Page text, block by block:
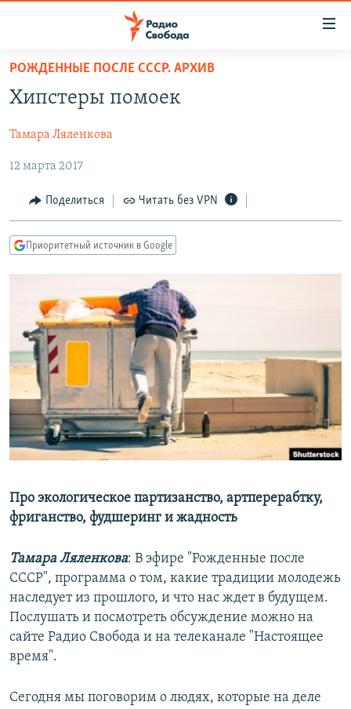
упрощенного
доступа
содержанию
Вернутся
главной
навигации
Вернутся
поиску
ПОДКАСТЫ
АВТОРСКИЕ ПРОЕКТЫ
ЦИТАТЫ СВОБОДЫ
МНЕНИЯ
КУЛЬТУРА
IDEL.РЕАЛИИ
СЕВЕР.РЕАЛИИ
СИБИРЬ.РЕАЛИИ
РАСПИСАНИЕ ВЕЩАНИЯ
ПОДПИШИТЕСЬ НА РАССЫЛКУ
СОЦИАЛЬНЫЕ СЕТИ
РОЖДЕННЫЕ ПОСЛЕ СССР. АРХИВ
Хипстеры помоек
Тамара Ляленкова
12 марта 2017
Поделиться Читать без VPN
Приоритетный источник в Google
Про экологическое партизанство, артперерабтку,
фриганство, фудшеринг и жадность
Тамара Ляленкова: В эфире "Рожденные после
СССР", программа о том, какие традиции молодежь
наследует из прошлого, и что нас ждет в будущем.
Послушать и посмотреть обсуждение можно на
сайте Радио Свобода и на телеканале "Настоящее
время".
Сегодня мы поговорим о людях, которые на деле